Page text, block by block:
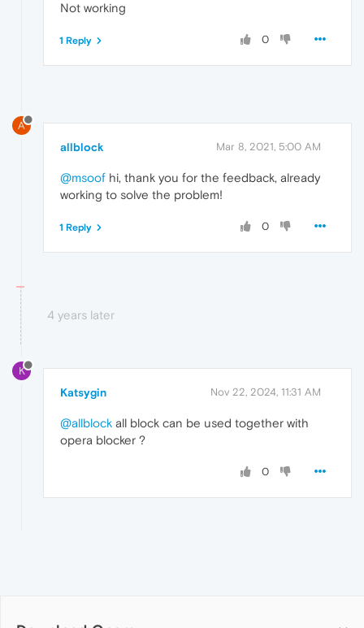
Not working
0
1 Reply
A
allblock Mar 8, 2021, 5:00 AM
@msoof hi, thank you for the feedback, already
working to solve the problem!
0
1 Reply
4 years later
K
Katsygin Nov 22, 2024, 11:31 AM
@allblock all block can be used together with
opera blocker ?
0